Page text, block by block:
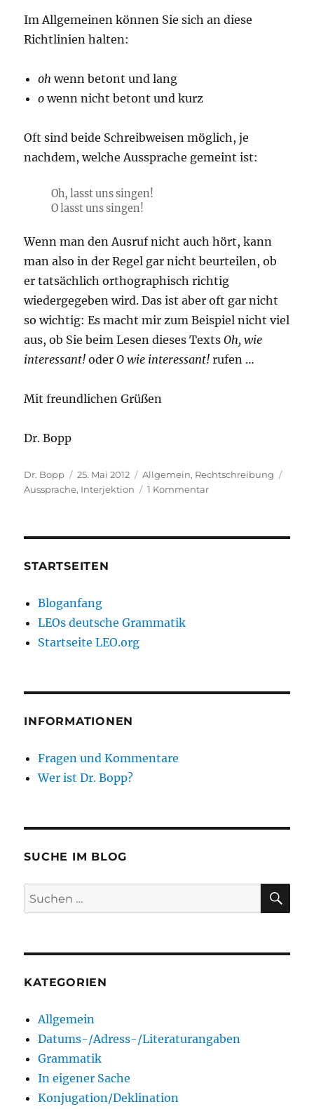
Im Allgemeinen können Sie sich an diese
Richtlinien halten:
oh wenn betont und lang
o wenn nicht betont und kurz
Oft sind beide Schreibweisen möglich, je
nachdem, welche Aussprache gemeint ist:
Oh, lasst uns singen!
O lasst uns singen!
Wenn man den Ausruf nicht auch hört, kann
man also in der Regel gar nicht beurteilen, ob
er tatsächlich orthographisch richtig
wiedergegeben wird. Das ist aber oft gar nicht
so wichtig: Es macht mir zum Beispiel nicht viel
aus, ob Sie beim Lesen dieses TextsOh, wie
interessant! oderO wie interessant!rufen …
Mit freundlichen Grüßen
Dr. Bopp
Autor
Dr. Bopp
Veröffentlicht
am
25. Mai 2012 Kategorien
Allgemein, Rechtschreibung
Aussprache, Interjektion 1 Kommentarzu
STARTSEITEN
Bloganfang
LEOs deutsche Grammatik
Startseite LEO.org
INFORMATIONEN
Fragen und Kommentare
Wer ist Dr. Bopp?
SUCHE IM BLOG
Suchen
nach:
KATEGORIEN
Allgemein
Datums-/Adress-/Literaturangaben
Grammatik
In eigener Sache
Konjugation/Deklination